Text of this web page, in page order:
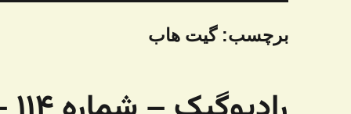
برچسب:گیت هاب